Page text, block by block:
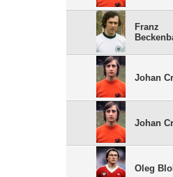
Franz
Johan
Johan
Oleg